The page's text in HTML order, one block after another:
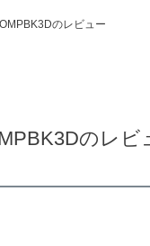
のレビュー
のレビ